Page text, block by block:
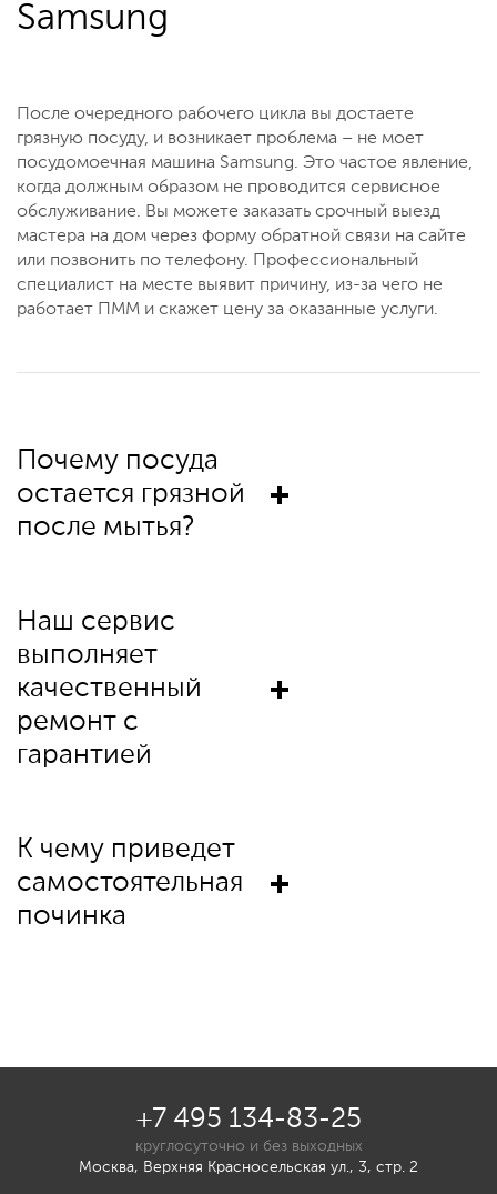
Samsung
После очередного рабочего цикла вы достаете
грязную посуду, и возникает проблема – не моет
посудомоечная машина Samsung. Это частое явление,
когда должным образом не проводится сервисное
обслуживание. Вы можете заказать срочный выезд
мастера на дом через форму обратной связи на сайте
или позвонить по телефону. Профессиональный
специалист на месте выявит причину, из-за чего не
работает ПММ и скажет цену за оказанные услуги.
Почему посуда
остается грязной
после мытья?
Наш сервис
выполняет
качественный
ремонт с
гарантией
К чему приведет
самостоятельная
починка
+7 495 134-83-25
круглосуточно и без выходных
Москва, Верхняя Красносельская ул., 3, стр. 2